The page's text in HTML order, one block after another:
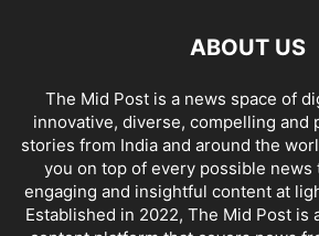
ABOUT US
The Mid Post is a news space of
innovative, diverse, compelling and
stories from India and around the
you on top of every possible news
engaging and insightful content at
Established in 2022, The Mid Post is